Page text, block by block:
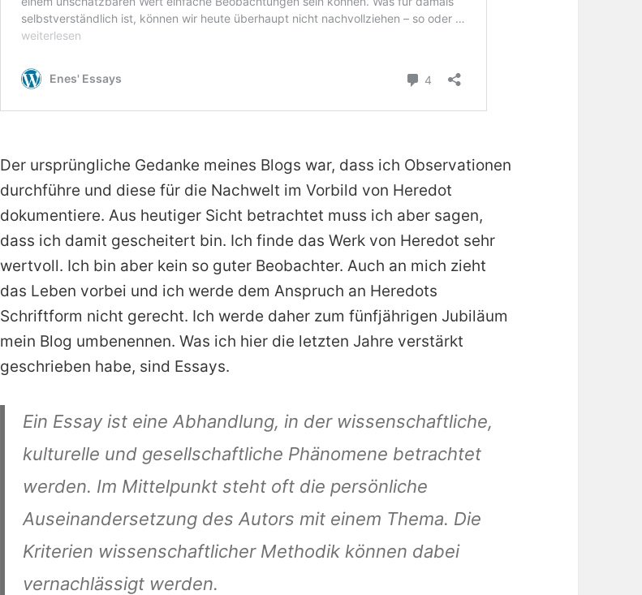
Der ursprüngliche Gedanke meines Blogs war, dass ich Observationen
durchführe und diese für die Nachwelt im Vorbild von Heredot
dokumentiere. Aus heutiger Sicht betrachtet muss ich aber sagen,
dass ich damit gescheitert bin. Ich finde das Werk von Heredot sehr
wertvoll. Ich bin aber kein so guter Beobachter. Auch an mich zieht
das Leben vorbei und ich werde dem Anspruch an Heredots
Schriftform nicht gerecht. Ich werde daher zum fünfjährigen Jubiläum
mein Blog umbenennen. Was ich hier die letzten Jahre verstärkt
geschrieben habe, sind Essays.
Ein Essay ist eine Abhandlung, in der wissenschaftliche,
kulturelle und gesellschaftliche Phänomene betrachtet
werden. Im Mittelpunkt steht oft die persönliche
Auseinandersetzung des Autors mit einem Thema. Die
Kriterien wissenschaftlicher Methodik können dabei
vernachlässigt werden.